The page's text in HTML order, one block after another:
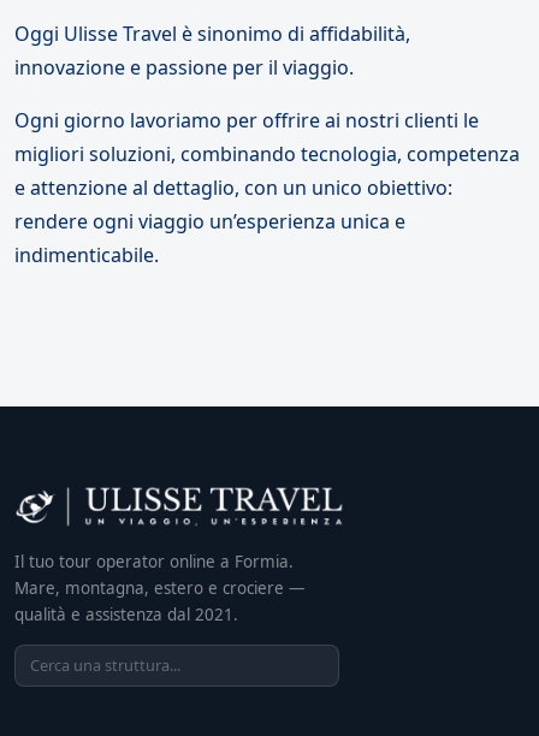
Oggi Ulisse Travel è sinonimo di affidabilità,
innovazione e passione per il viaggio.
Ogni giorno lavoriamo per offrire ai nostri clienti le
migliori soluzioni, combinando tecnologia, competenza
e attenzione al dettaglio, con un unico obiettivo:
rendere ogni viaggio un’esperienza unica e
indimenticabile.
Il tuo tour operator online a Formia.
Mare, montagna, estero e crociere —
qualità e assistenza dal 2021.